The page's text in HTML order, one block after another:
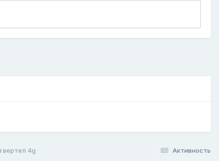
Активность
вертел 4g